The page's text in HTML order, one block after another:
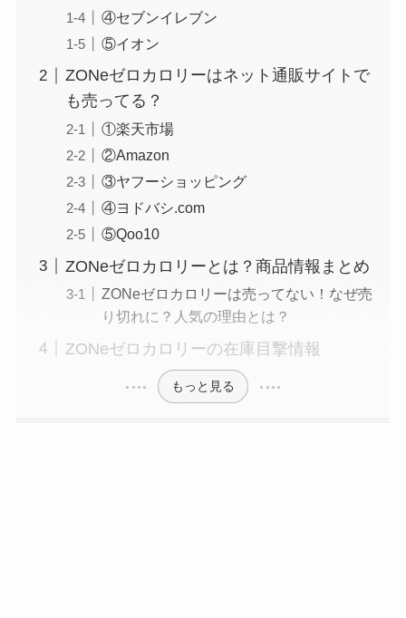
④セブンイレブン
⑤イオン
ZONeゼロカロリーはネット通販サイトで
も売ってる？
①楽天市場
②Amazon
③ヤフーショッピング
④ヨドバシ.com
⑤Qoo10
ZONeゼロカロリーとは？商品情報まとめ
ZONeゼロカロリーは売ってない！なぜ売
り切れに？人気の理由とは？
ZONeゼロカロリーの在庫目撃情報
もっと見る